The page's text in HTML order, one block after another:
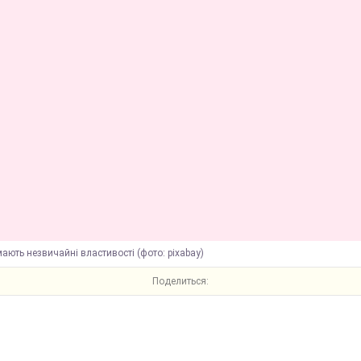
незвичайні властивості (фото: pixabay)
Поделиться: